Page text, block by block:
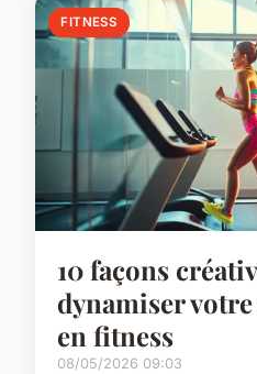
FITNESS
10 façons
dynamiser
en fitness
08/05/2026 09:03